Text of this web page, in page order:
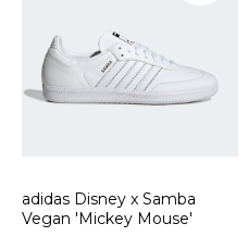
adidas Disney x Samba
Vegan 'Mickey Mouse'